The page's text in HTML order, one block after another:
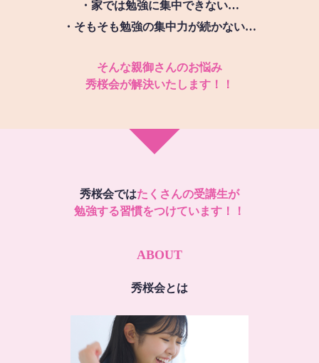
・家では勉強に集中できない…
・そもそも勉強の集中力が続かない…
そんな親御さんのお悩み
秀桜会が解決いたします！！
秀桜会ではたくさんの受講生が
勉強する習慣をつけています！！
ABOUT
秀桜会とは